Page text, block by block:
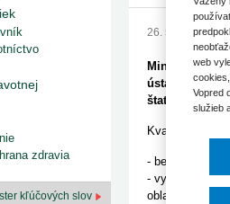
zverejnilo aktualizovaný
zverejnil zoznam
špeciálnych ...
dostupnosti zdravotnej
z...
Od 1. augusta 2026 sa začína
implementáciu nových elektronických
26. 5. 2021
Ministerstvo
ústav
štatutárneho
Kvalifikačné
- bezúhonnosť
-
oblasti činnosti
zdravia
kľúčových slov
web
Vopred
služieb